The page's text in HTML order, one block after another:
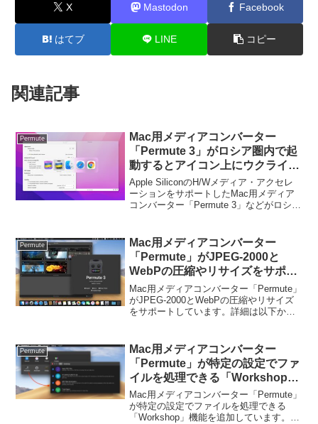
X Mastodon Facebook
はてブ LINE コピー
関連記事
Permute
Mac用メディアコンバーター
「Permute 3」がロシア圏内で起
動するとアイコン上にウクライナ
国旗を表示するように。
Apple SiliconのH/Wメディア・アクセレ
ーションをサポートしたMac用メディア
コンバーター「Permute 3」などがロシア
れています。詳細は以下から。
Permute
Mac用メディアコンバーター
「Permute」がJPEG-2000と
WebPの圧縮やリサイズをサポー
ト。
Mac用メディアコンバーター「Permute」
がJPEG-2000とWebPの圧縮やリサイズ
をサポートしています。詳細は以下か
Permute
Mac用メディアコンバーター
「Permute」が特定の設定でファ
イルを処理できる「Workshop」
機能を追加。
Mac用メディアコンバーター「Permute」
が特定の設定でファイルを処理できる
「Workshop」機能を追加しています。詳